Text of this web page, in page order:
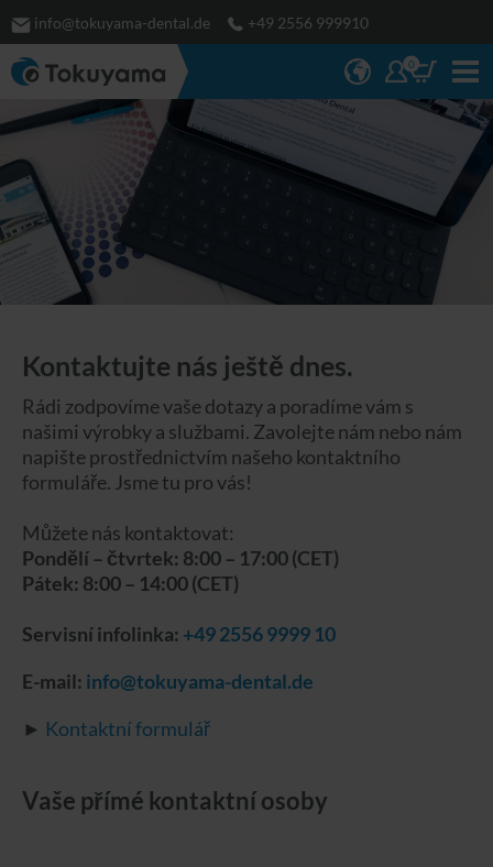
info@tokuyama-dental.de +49 2556 999910
0
Kontaktujte nás ještě dnes.
Rádi zodpovíme vaše dotazy a poradíme vám s
našimi výrobky a službami. Zavolejte nám nebo nám
napište prostřednictvím našeho kontaktního
formuláře. Jsme tu pro vás!
Můžete nás kontaktovat:
Pondělí – čtvrtek: 8:00 – 17:00 (CET)
Pátek: 8:00 – 14:00 (CET)
Servisní infolinka: +49 2556 9999 10
E-mail: info@tokuyama-dental.de
► Kontaktní formulář
Vaše přímé kontaktní osoby